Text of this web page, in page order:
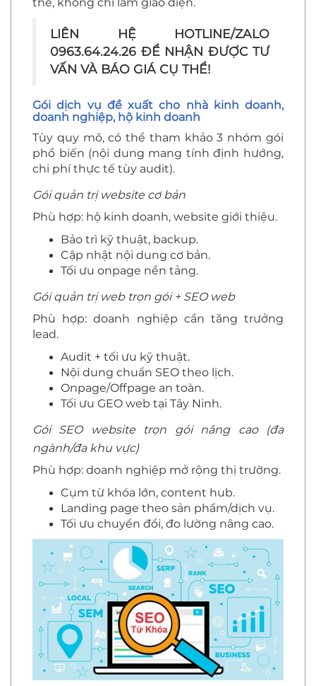
thể, không chỉ làm giao diện.
LIÊN HỆ HOTLINE/ZALO
0963.64.24.26 ĐỂ NHẬN ĐƯỢC TƯ
VẤN VÀ BÁO GIÁ CỤ THỂ!
Gói dịch vụ đề xuất cho nhà kinh doanh,
doanh nghiệp, hộ kinh doanh
Tùy quy mô, có thể tham khảo 3 nhóm gói
phổ biến (nội dung mang tính định hướng,
chi phí thực tế tùy audit).
Gói quản trị website cơ bản
Phù hợp: hộ kinh doanh, website giới thiệu.
Bảo trì kỹ thuật, backup.
Cập nhật nội dung cơ bản.
Tối ưu onpage nền tảng.
Gói quản trị web trọn gói + SEO web
Phù hợp: doanh nghiệp cần tăng trưởng
lead.
Audit + tối ưu kỹ thuật.
Nội dung chuẩn SEO theo lịch.
Onpage/Offpage an toàn.
Tối ưu GEO web tại Tây Ninh.
Gói SEO website trọn gói nâng cao (đa
ngành/đa khu vực)
Phù hợp: doanh nghiệp mở rộng thị trường.
Cụm từ khóa lớn, content hub.
Landing page theo sản phẩm/dịch vụ.
Tối ưu chuyển đổi, đo lường nâng cao.